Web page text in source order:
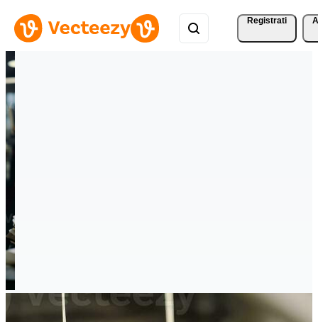
Registrati